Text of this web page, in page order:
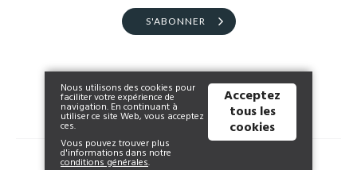
S'ABONNER
© 2026 shop.zone-sport.be | Powered by
Nous utilisons des cookies pour
faciliter votre expérience de
navigation. En continuant à
utiliser ce site Web, vous acceptez
ces.
Vous pouvez trouver plus
d'informations dans notre
conditions générales.
Acceptez
tous les
cookies